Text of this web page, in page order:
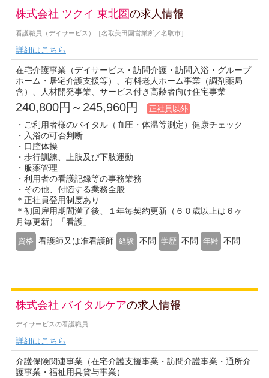
株式会社 ツクイ 東北圏の求人情報
看護職員（デイサービス）［名取美田園営業所／名取市］
詳細はこちら
在宅介護事業（デイサービス・訪問介護・訪問入浴・グループ
ホーム・居宅介護支援等）、有料老人ホーム事業（調剤薬局
含）、人材開発事業、サービス付き高齢者向け住宅事業
240,800円～245,960円 正社員以外
・ご利用者様のバイタル（血圧・体温等測定）健康チェック
・入浴の可否判断
・口腔体操
・歩行訓練、上肢及び下肢運動
・服薬管理
・利用者の看護記録等の事務業務
・その他、付随する業務全般
＊正社員登用制度あり
＊初回雇用期間満了後、１年毎契約更新（６０歳以上は６ヶ
月毎更新）「看護」
資格 看護師又は准看護師 経験 不問 学歴 不問 年齢 不問
株式会社 バイタルケアの求人情報
デイサービスの看護職員
詳細はこちら
介護保険関連事業（在宅介護支援事業・訪問介護事業・通所介
護事業・福祉用具貸与事業）